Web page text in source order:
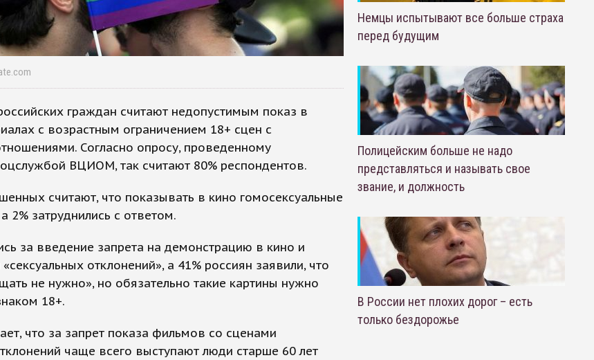
граждан считают недопустимым показ в
с возрастным ограничением 18+ сцен с
Согласно опросу, проведенному
ВЦИОМ, так считают 80% респондентов.
считают, что показывать в кино гомосексуальные
2% затруднились с ответом.
за введение запрета на демонстрацию в кино и
отклонений», а 41% россиян заявили, что
не нужно», но обязательно такие картины нужно
18+.
что за запрет показа фильмов со сценами
чаще всего выступают люди старше 60 лет
Немцы испытывают все больше страха
перед будущим
Полицейским больше не надо
представляться и называть свое
звание, и должность
В России нет плохих дорог – есть
только бездорожье